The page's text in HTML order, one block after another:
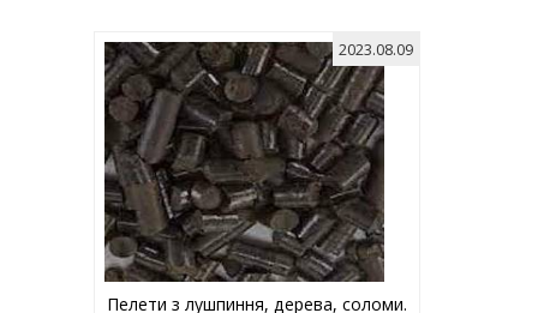
Пелети з лушпиння, дерева, соломи.
2023.08.09